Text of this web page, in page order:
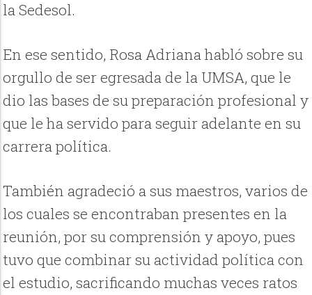
la Sedesol.
En ese sentido, Rosa Adriana habló sobre su
orgullo de ser egresada de la UMSA, que le
dio las bases de su preparación profesional y
que le ha servido para seguir adelante en su
carrera política.
También agradeció a sus maestros, varios de
los cuales se encontraban presentes en la
reunión, por su comprensión y apoyo, pues
tuvo que combinar su actividad política con
el estudio, sacrificando muchas veces ratos